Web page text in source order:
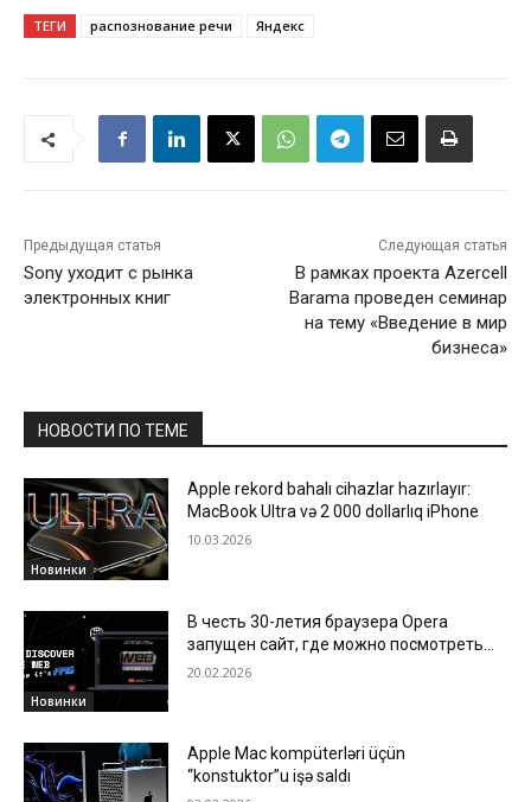
ТЕГИ распознование речи Яндекс
Предыдущая статья
Sony уходит с рынка
электронных книг
Следующая статья
В рамках проекта Azercell
Barama проведен семинар
на тему «Введение в мир
бизнеса»
НОВОСТИ ПО ТЕМЕ
Новинки
Apple rekord bahalı cihazlar hazırlayır:
MacBook Ultra və 2 000 dollarlıq iPhone
10.03.2026
Новинки
В честь 30-летия браузера Opera
запущен сайт, где можно посмотреть
все этапы развития интернета
20.02.2026
Apple Mac kompüterləri üçün
“konstuktor”u işə saldı